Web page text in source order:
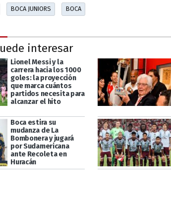
BOCA JUNIORS BOCA
interesar
Lionel Messi y la
carrera hacia los 1000
goles: la proyección
que marca cuántos
partidos necesita para
alcanzar el hito
Boca estira su
mudanza de La
Bombonera y jugará
por Sudamericana
ante Recoleta en
Huracán